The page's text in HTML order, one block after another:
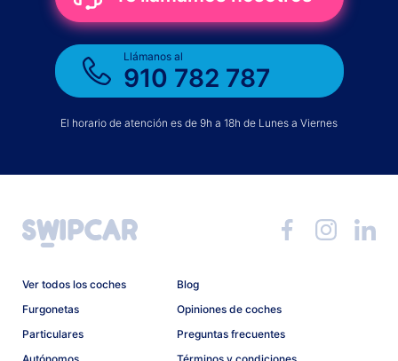
Llámanos al
910 782 787
El horario de atención es de 9h a 18h de Lunes a Viernes
Ver todos los coches
Furgonetas
Particulares
Blog
Opiniones de coches
Preguntas frecuentes